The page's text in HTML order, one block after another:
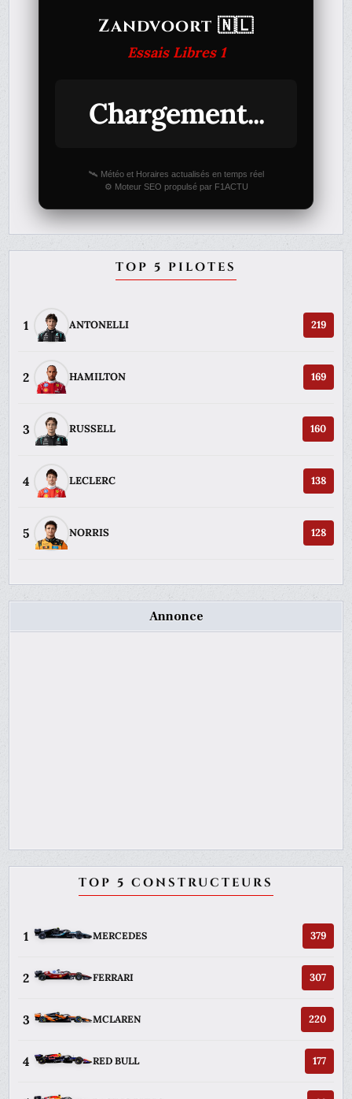
Zandvoort 🇳🇱
Essais Libres 1
Chargement...
🛰️ Météo et Horaires actualisés en temps réel
⚙️ Moteur SEO propulsé par F1ACTU
TOP 5 PILOTES
1 ANTONELLI 219
2 HAMILTON 169
3 RUSSELL 160
4 LECLERC 138
5 NORRIS 128
Annonce
TOP 5 CONSTRUCTEURS
1 MERCEDES 379
2 FERRARI 307
3 MCLAREN 220
4 RED BULL 177